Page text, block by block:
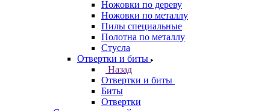
Ножовки по дереву
Ножовки по металлу
Пилы специальные
Полотна по металлу
Стусла
Отвертки и биты
Назад
Отвертки и биты
Биты
Отвертки